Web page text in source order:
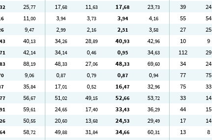
25,77 17,68 11,63 17,68 23,73 39 24
11,00 3,94 3,73 3,94 4,16 55 54
9,47 2,99 2,16 2,51 3,58 27 25
40,13 34,26 28,89 40,93 42,96 10 9
42,14 34,14 0,46 0,95 34,63 112 29
88,19 48,33 27,06 48,33 69,60 34 24
9,06 0,87 0,79 0,87 0,94 77 75
35,84 17,01 0,52 16,47 32,96 75 33
56,67 51,02 49,15 52,66 53,72 33 14
59,61 24,65 17,40 33,43 36,29 44 15
50,55 20,60 13,68 24,53 29,49 17 14
58,72 49,88 31,84 34,66 60,31 13 8